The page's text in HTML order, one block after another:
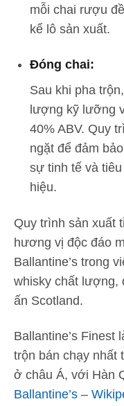
mỗi chai rượu
kể lô sản xuất.
Đóng chai:
Sau khi pha
lượng kỹ lưỡng
40% ABV. Quy
ngặt để đảm
sự tinh tế và
hiệu.
Quy trình sản xuất
hương vị độc đáo
Ballantine’s trong
whisky chất lượng,
ấn Scotland.
Ballantine’s Finest
trộn bán chạy nhất
ở châu Á, với Hàn
Ballantine’s –